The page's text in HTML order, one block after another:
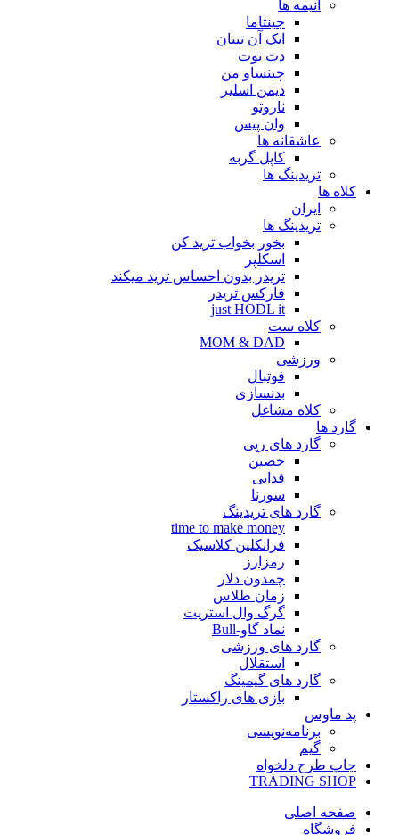
انیمه ها
جینتاما
اتک آن تیتان
دث نوت
چینساو من
دیمن اسلیر
ناروتو
وان پیس
عاشقانه ها
کاپل گربه
تریدینگ ها
کلاه ها
ایران
تریدینگ ها
بخور بخواب ترید کن
اسکلپر
تریدر بدون احساس ترید میکند
فارکس تریدر
just HODL it
کلاه ست
MOM & DAD
ورزشی
فوتبال
بدنسازی
کلاه مشاغل
گارد ها
گارد های رپی
حصین
فدایی
سورنا
گارد های تریدینگ
time to make money
فرانکلین کلاسیک
رمزارز
چمدون دلار
زمان طلاس
گرگ وال استریت
نماد گاو-Bull
گارد های ورزشی
استقلال
گارد های گیمینگ
بازی های راکستار
پد ماوس
برنامه‌نویسی
گیم
چاپ طرح دلخواه
TRADING SHOP
صفحه اصلی
فروشگاه